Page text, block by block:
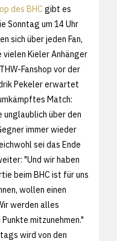
des BHC gibt es
Sonntag um 14 Uhr
sich über jeden Fan,
Kieler Anhänger
Fanshop vor der
Pekeler erwartet
Match:
unglaublich über den
immer wieder
sei das Ende
"Und wir haben
beim BHC ist für uns
wollen einen
werden alles
mitzunehmen."
wird von den